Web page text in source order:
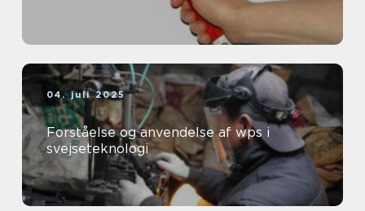
04. juli 2025
Forståelse og anvendelse af wps i
svejseteknologi